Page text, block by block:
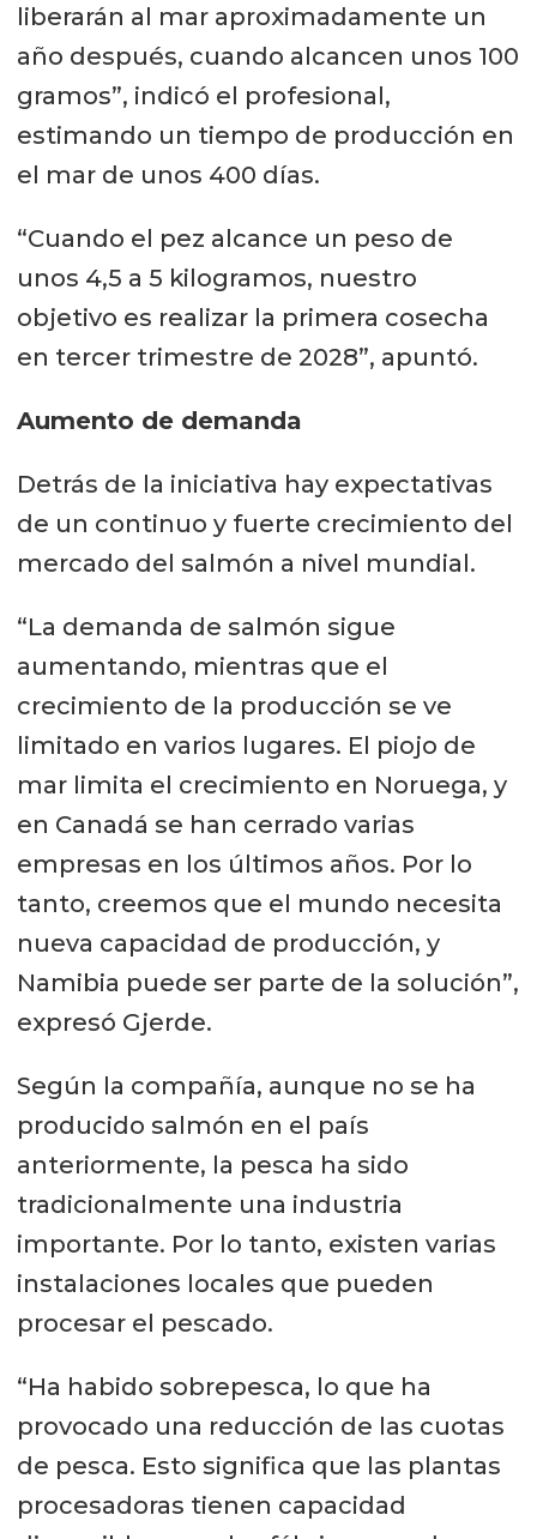
liberarán al mar aproximadamente un
año después, cuando alcancen unos 100
gramos”, indicó el profesional,
estimando un tiempo de producción en
el mar de unos 400 días.
“Cuando el pez alcance un peso de
unos 4,5 a 5 kilogramos, nuestro
objetivo es realizar la primera cosecha
en tercer trimestre de 2028”, apuntó.
Aumento de demanda
Detrás de la iniciativa hay expectativas
de un continuo y fuerte crecimiento del
mercado del salmón a nivel mundial.
“La demanda de salmón sigue
aumentando, mientras que el
crecimiento de la producción se ve
limitado en varios lugares. El piojo de
mar limita el crecimiento en Noruega, y
en Canadá se han cerrado varias
empresas en los últimos años. Por lo
tanto, creemos que el mundo necesita
nueva capacidad de producción, y
Namibia puede ser parte de la solución”,
expresó Gjerde.
Según la compañía, aunque no se ha
producido salmón en el país
anteriormente, la pesca ha sido
tradicionalmente una industria
importante. Por lo tanto, existen varias
instalaciones locales que pueden
procesar el pescado.
“Ha habido sobrepesca, lo que ha
provocado una reducción de las cuotas
de pesca. Esto significa que las plantas
procesadoras tienen capacidad